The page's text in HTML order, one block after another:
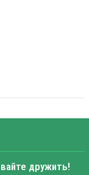
дружить!